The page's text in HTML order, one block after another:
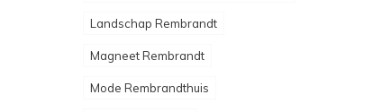
Landschap Rembrandt
Magneet Rembrandt
Mode Rembrandthuis